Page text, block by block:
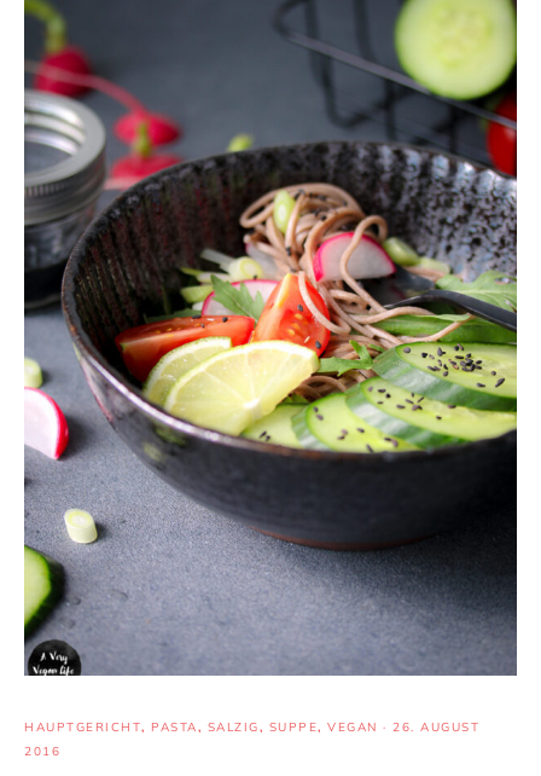
HAUPTGERICHT, PASTA, SALZIG, SUPPE, VEGAN · 26. AUGUST
2016